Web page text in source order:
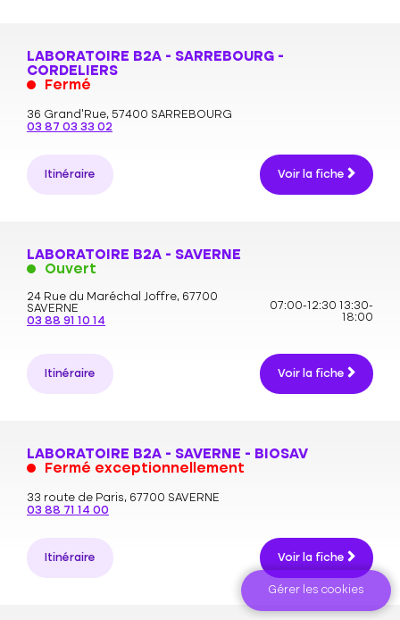
LABORATOIRE B2A - SARREBOURG -
CORDELIERS
Fermé
36 Grand’Rue, 57400 SARREBOURG
03 87 03 33 02
Itinéraire Voir la fiche
LABORATOIRE B2A - SAVERNE
Ouvert
24 Rue du Maréchal Joffre, 67700
SAVERNE
03 88 91 10 14
07:00-12:30
13:30-
18:00
Itinéraire Voir la fiche
LABORATOIRE B2A - SAVERNE - BIOSAV
Fermé exceptionnellement
33 route de Paris, 67700 SAVERNE
03 88 71 14 00
Itinéraire Voir la fiche
Gérer les cookies